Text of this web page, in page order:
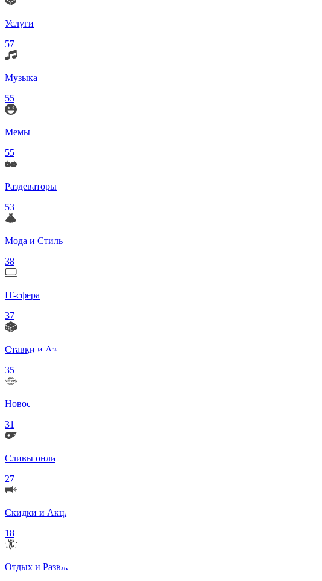
Услуги
57
Музыка
55
Мемы
55
Раздеваторы
53
Мода и Стиль
38
IT-сфера
37
Ставки и Азартные игры
35
Новости в мире
31
Сливы онлифанс моделей 18+
27
Скидки и Акции
18
Отдых и Развлечения